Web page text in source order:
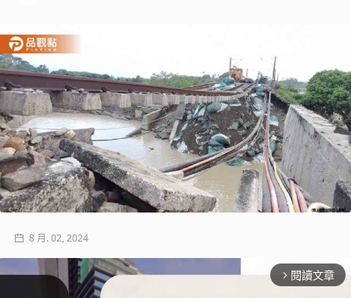
8 月. 02, 2024
arrow_forward_ios 閱讀文章